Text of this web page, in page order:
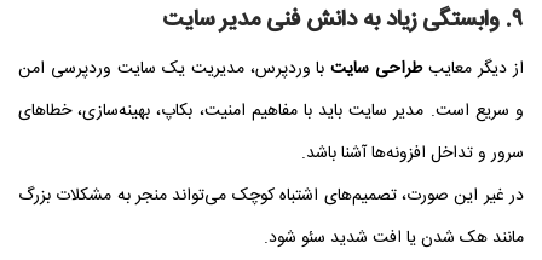
۹. وابستگی زیاد به دانش فنی مدیر سایت
از دیگر معایبطراحی سایتبا وردپرس، مدیریت یک سایت وردپرسی امن
و سریع است. مدیر سایت باید با مفاهیم امنیت، بکاپ، بهینه‌سازی، خطاهای
سرور و تداخل افزونه‌ها آشنا باشد.
در غیر این صورت، تصمیم‌های اشتباه کوچک می‌تواند منجر به مشکلات بزرگ
مانند هک شدن یا افت شدید سئو شود.